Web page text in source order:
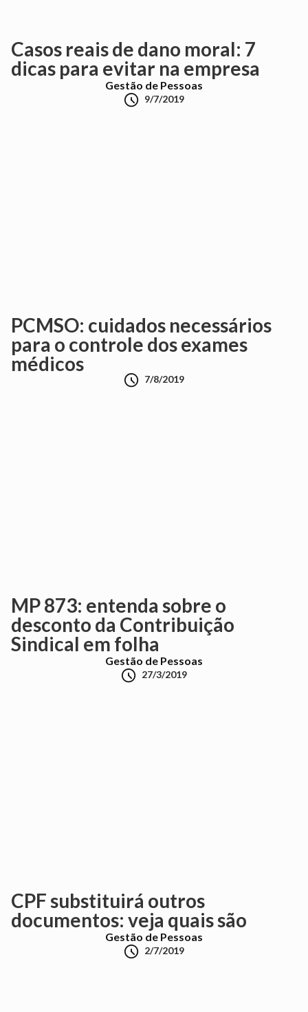
Casos reais de dano moral: 7
dicas para evitar na empresa
Gestão de Pessoas
 9/7/2019
PCMSO: cuidados necessários
para o controle dos exames
médicos
 7/8/2019
MP 873: entenda sobre o
desconto da Contribuição
Sindical em folha
Gestão de Pessoas
 27/3/2019
CPF substituirá outros
documentos: veja quais são
Gestão de Pessoas
 2/7/2019